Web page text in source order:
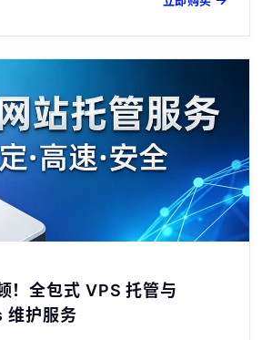
！全包式 VPS 托管与
护服务